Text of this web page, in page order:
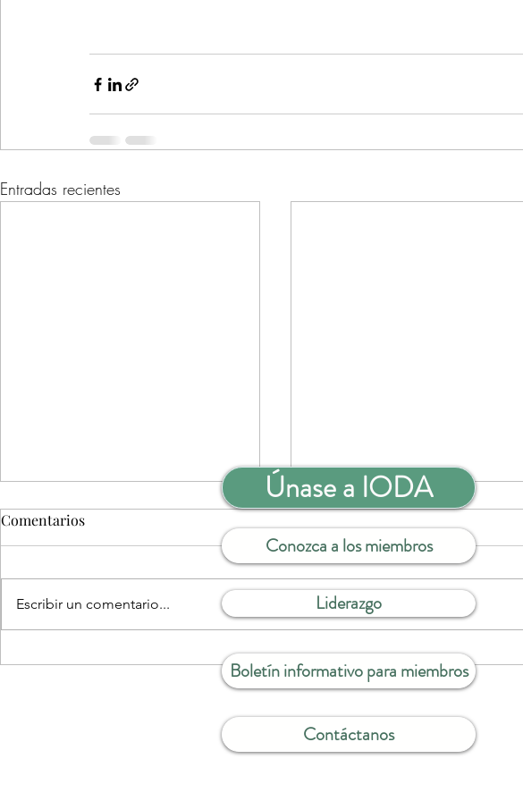
Entradas recientes
DESPEDIDA Y GRACIAS
Vea ahora: «Diversidad en las
publicaciones ortopédicas: un
Comentarios
Escribir un comentario...
Únase a IODA
Conozca a los miembros
Liderazgo
Boletín informativo para miembros
Contáctanos